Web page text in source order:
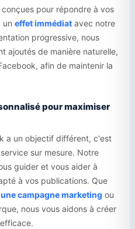
pour répondre à vos
un effet immédiat avec notre
progressive, nous
ajoutés de manière naturelle,
afin de maintenir la
pour maximiser
a un objectif différent, c'est
sur mesure. Notre
guider et vous aider à
à vos publications. Que
campagne marketing ou
nous vous aidons à créer